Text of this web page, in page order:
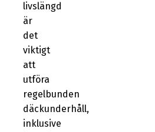
livslängd
är
det
viktigt
att
utföra
regelbunden
däckunderhåll,
inklusive